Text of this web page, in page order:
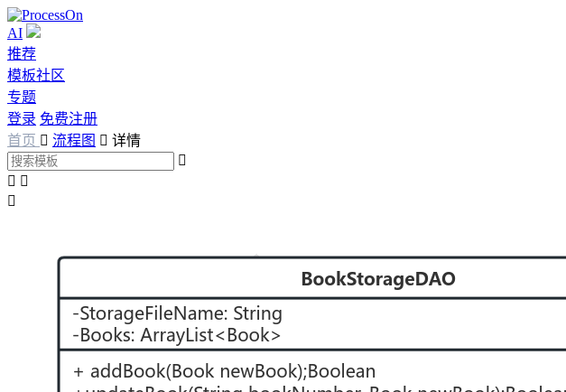
AI
推荐
模板社区
专题
登录 免费注册
首页  流程图  详情

 
